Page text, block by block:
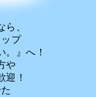
、
プ
。』へ！
や
迎！